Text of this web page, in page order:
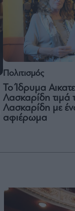
Πολιτισμός
Το Ίδρυμα
Λασκαρίδη τιμά
Λασκαρίδη με
αφιέρωμα